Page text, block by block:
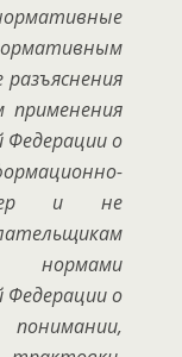
применения
Федерации о
и не
нормами
Федерации о